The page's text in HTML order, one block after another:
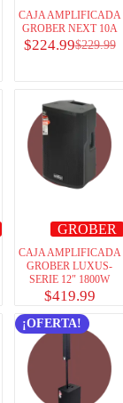
CAJA AMPLIFICADA
GROBER NEXT 10A
$229.99
$224.99
GROBER
CAJA AMPLIFICADA
GROBER LUXUS-
SERIE 12″ 1800W
$419.99
¡OFERTA!